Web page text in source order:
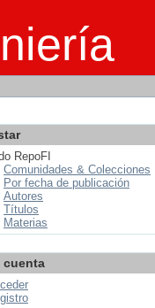
RepoFI
Comunidades & Colecciones
Por fecha de publicación
Autores
Títulos
Materias
cuenta